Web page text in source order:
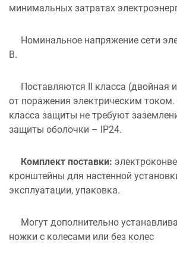
минимальных затратах
Номинальное напряжение сети
В.
Поставляются II класса (двойная
от поражения электрическим
класса защиты не требуют
защиты оболочки – IP24.
Комплект поставки:
кронштейны для настенной
эксплуатации, упаковка.
Могут дополнительно
ножки с колесами или без колес